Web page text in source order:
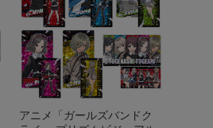
アニメ「ガールズバンドク